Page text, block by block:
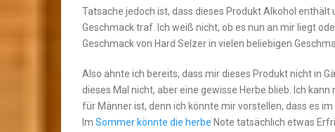
Tatsache jedoch ist, dass dieses Produkt Alkohol
Geschmack traf. Ich weiß nicht, ob es nun an mir liegt
Geschmack von Hard Selzer in vielen beliebigen
Also ahnte ich bereits, dass mir dieses Produkt nicht in
dieses Mal nicht, aber eine gewisse Herbe blieb. Ich
für Männer ist, denn ich könnte mir vorstellen, dass es im
Im Sommer könnte die herbe Note tatsächlich etwas